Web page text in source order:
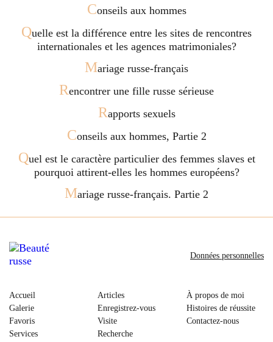
Conseils aux hommes
Quelle est la différence entre les sites de rencontres
internationales et les agences matrimoniales?
Mariage russe-français
Rencontrer une fille russe sérieuse
Rapports sexuels
Conseils aux hommes, Partie 2
Quel est le caractère particulier des femmes slaves et
pourquoi attirent-elles les hommes européens?
Mariage russe-français. Partie 2
Accueil
Galerie
Favoris
Services
Articles
Enregistrez-vous
Visite
Recherche
À propos de moi
Histoires de réussite
Contactez-nous
Données personnelles